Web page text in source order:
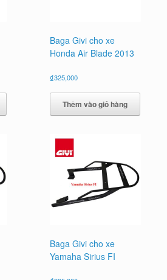
Baga Givi cho xe
Honda Air Blade 2013
₫325,000
Thêm vào giỏ hàng
Baga Givi cho xe
Yamaha Sirius FI